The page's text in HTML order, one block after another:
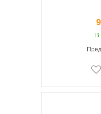
Характеристики:
В